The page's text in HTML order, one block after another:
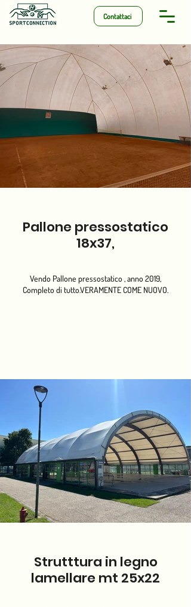
Contattaci
Pallone pressostatico
18x37,
Vendo Pallone pressostatico , anno 2019,
Completo di tutto.VERAMENTE COME NUOVO.
Strutttura in legno
lamellare mt 25x22